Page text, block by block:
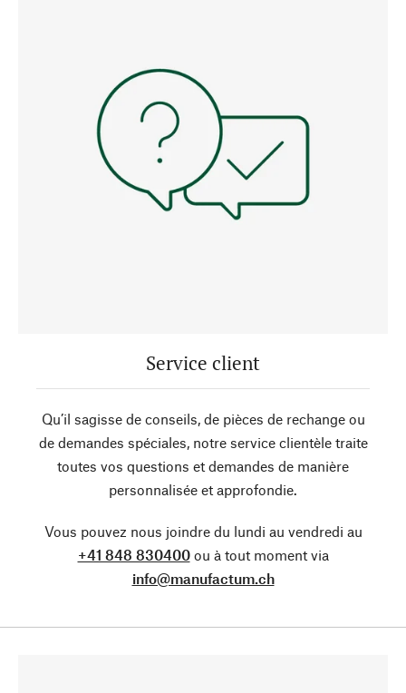
Service client
Qu’il sagisse de conseils, de pièces de rechange ou
de demandes spéciales, notre service clientèle traite
toutes vos questions et demandes de manière
personnalisée et approfondie.
Vous pouvez nous joindre du lundi au vendredi au
+41 848 830400ou à tout moment via
info@manufactum.ch